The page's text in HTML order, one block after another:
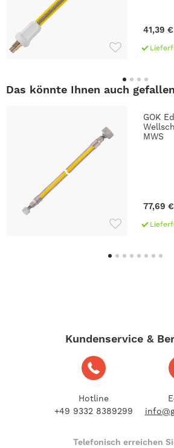
41,39 €
Das könnte Ihnen auch gefallen
GOK
MWS
77,69 €
Kundenservice &
Hotline
+49 9332 8389299
Telefonisch erreichen